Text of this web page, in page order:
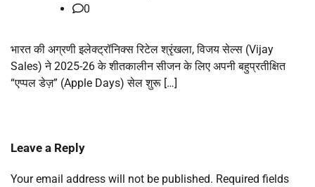
0
भारत की अग्रणी इलेक्ट्रॉनिक्स रिटेल श्रृंखला, विजय सेल्स (Vijay
Sales) ने 2025-26 के शीतकालीन सीजन के लिए अपनी बहुप्रतीक्षित
“एप्पल डेज़” (Apple Days) सेल शुरू […]
Leave a Reply
Your email address will not be published. Required fields